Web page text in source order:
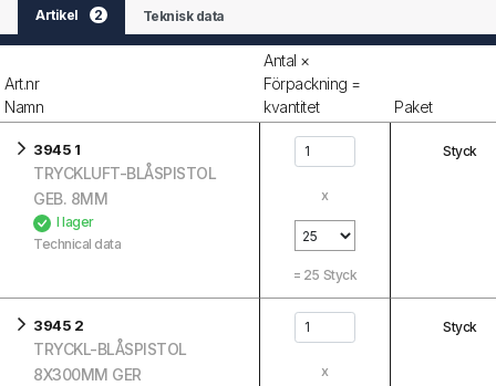
Artikel 2 Teknisk data
Art.nr
Namn
Antal ×
Förpackning =
kvantitet
Paket
3945 1
TRYCKLUFT-BLÅSPISTOL
GEB. 8MM
I lager
Technical data
x
= 25 Styck
Styck
3945 2
TRYCKL-BLÅSPISTOL
8X300MM GER
x
Styck